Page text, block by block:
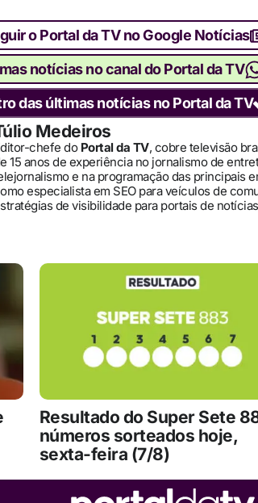
o Portal da TV no Google Notícias
notícias no canal do Portal da TV
das últimas notícias no Portal da TV
Medeiros
chefe do Portal da TV, cobre televisão
15 anos de experiência no jornalismo de
e na programação das principais
especialista em SEO para veículos de
de visibilidade para portais de
Resultado do Super Sete
números sorteados hoje,
sexta-feira (7/8)